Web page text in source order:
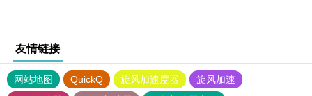
友情链接
网站地图 QuickQ 旋风加速度器
旋风加速